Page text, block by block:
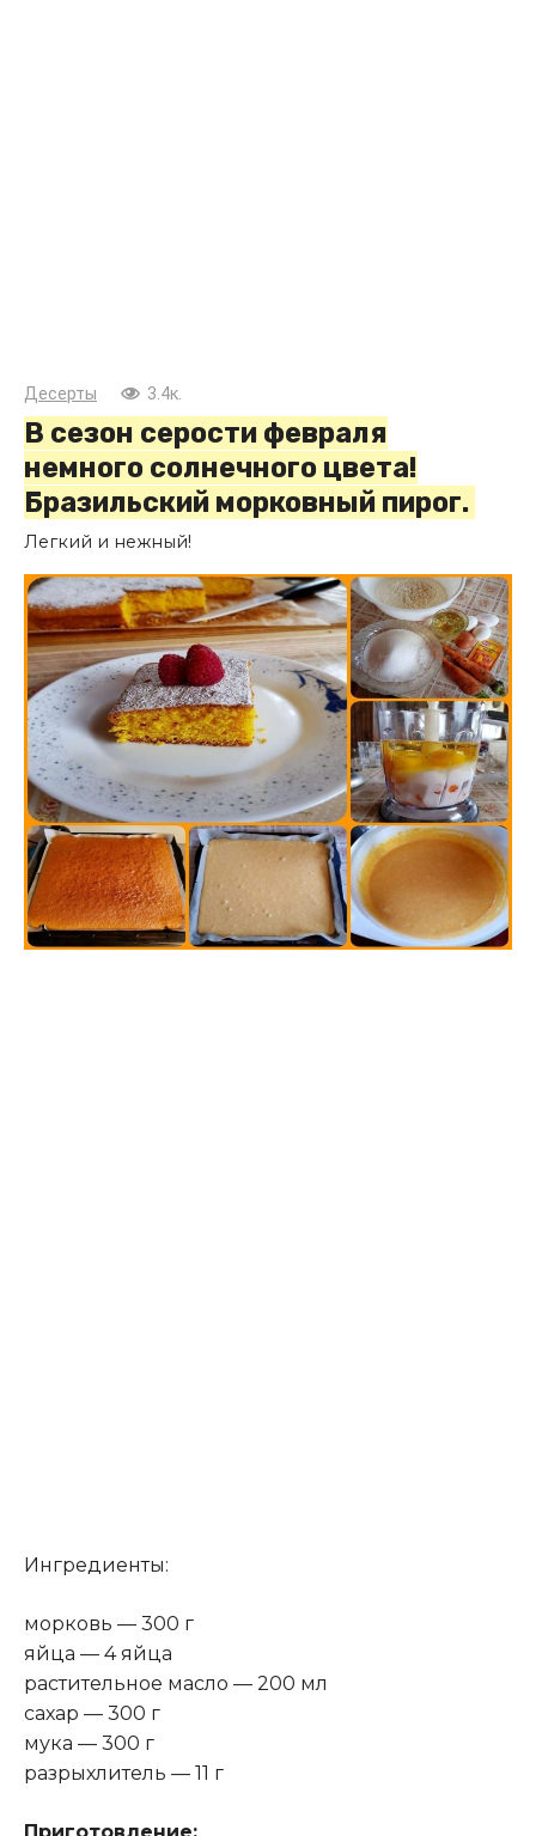
Десерты 3.4к.
В сезон серости февраля
немного солнечного цвета!
Бразильский морковный пирог.
Легкий и нежный!
Ингредиенты:
морковь — 300 г
яйца — 4 яйца
растительное масло — 200 мл
сахар — 300 г
мука — 300 г
разрыхлитель — 11 г